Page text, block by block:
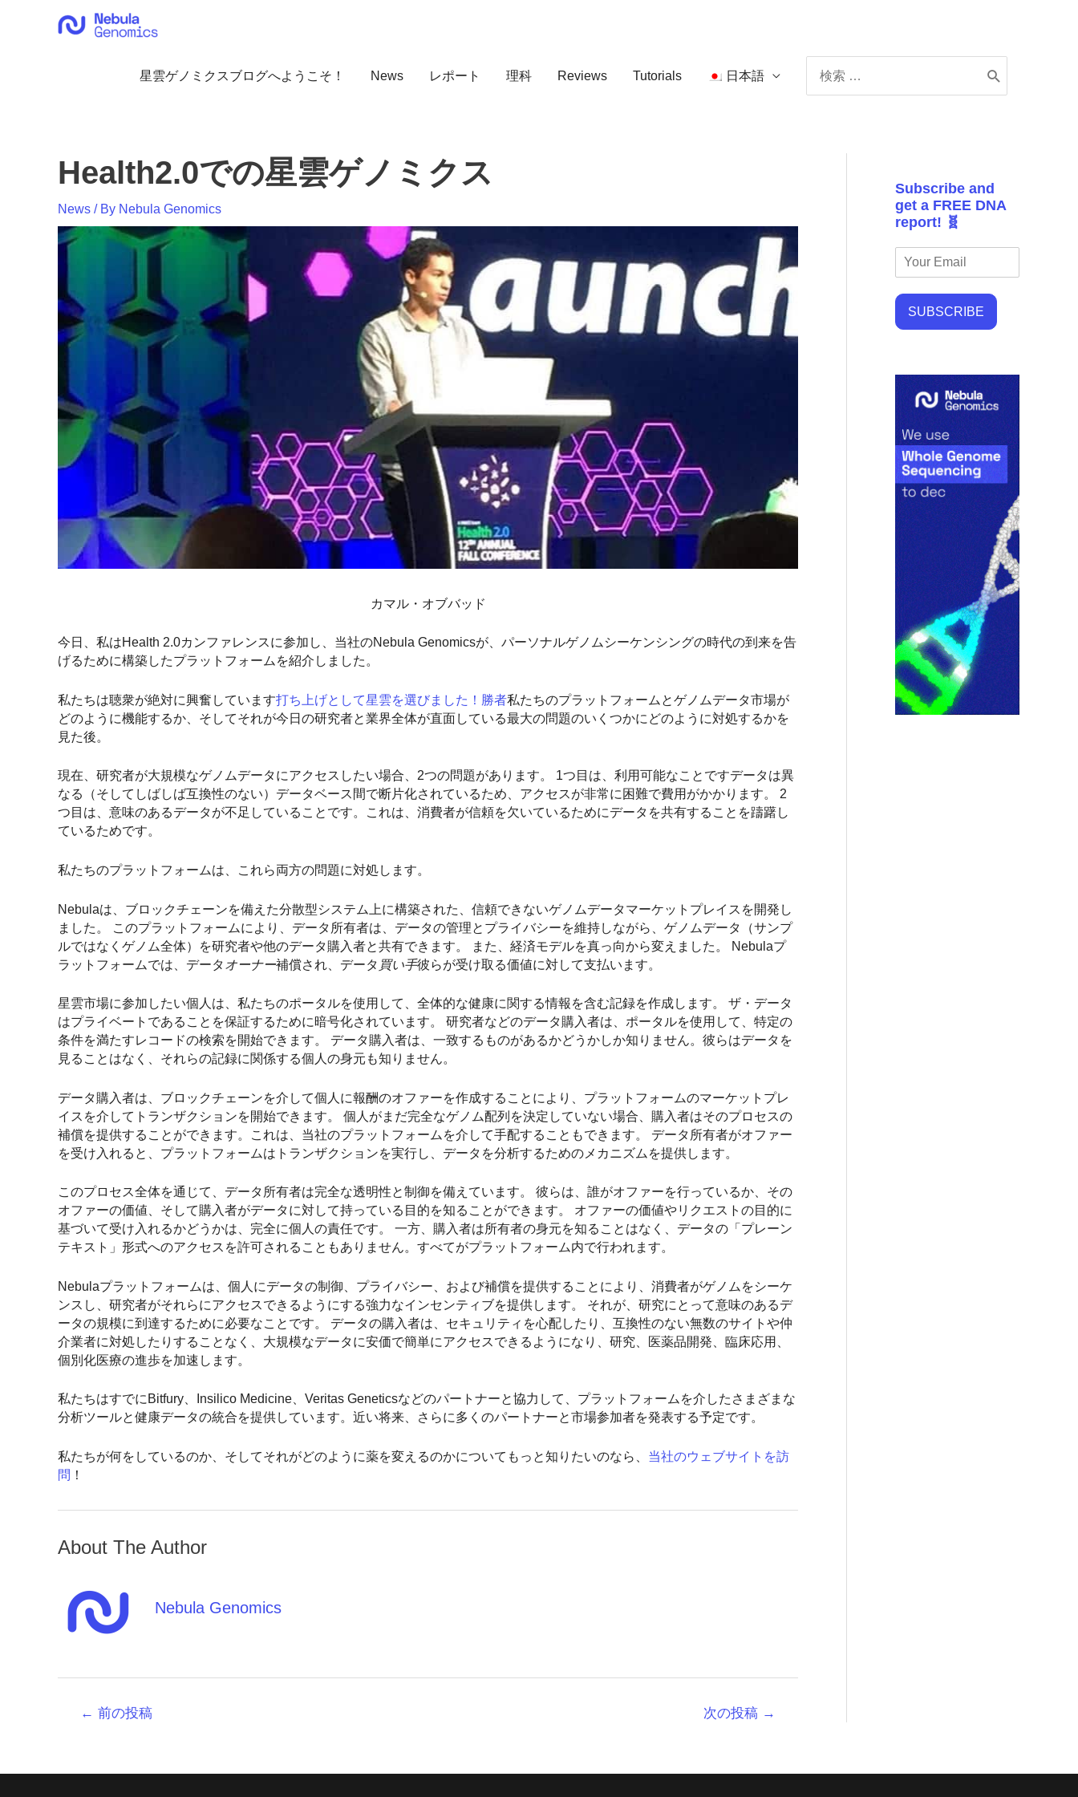
星雲ゲノミクスブログへようこそ！ News レポート 理科 Reviews Tutorials 日本語
for:
Health2.0での星雲ゲノミクス
News / By Nebula Genomics
カマル・オブバッド
今日、私はHealth 2.0カンファレンスに参加し、当社のNebula Genomicsが、パーソナルゲノムシーケンシングの時代の到来を告
げるために構築したプラットフォームを紹介しました。
私たちは聴衆が絶対に興奮しています打ち上げとして星雲を選びました！勝者私たちのプラットフォームとゲノムデータ市場が
どのように機能するか、そしてそれが今日の研究者と業界全体が直面している最大の問題のいくつかにどのように対処するかを
見た後。
現在、研究者が大規模なゲノムデータにアクセスしたい場合、2つの問題があります。 1つ目は、利用可能なことですデータは異
なる（そしてしばしば互換性のない）データベース間で断片化されているため、アクセスが非常に困難で費用がかかります。 2
つ目は、意味のあるデータが不足していることです。これは、消費者が信頼を欠いているためにデータを共有することを躊躇し
ているためです。
私たちのプラットフォームは、これら両方の問題に対処します。
Nebulaは、ブロックチェーンを備えた分散型システム上に構築された、信頼できないゲノムデータマーケットプレイスを開発し
ました。 このプラットフォームにより、データ所有者は、データの管理とプライバシーを維持しながら、ゲノムデータ（サンプ
ルではなくゲノム全体）を研究者や他のデータ購入者と共有できます。 また、経済モデルを真っ向から変えました。 Nebulaプ
ラットフォームでは、データオーナー補償され、データ 買い手彼らが受け取る価値に対して支払います。
星雲市場に参加したい個人は、私たちのポータルを使用して、全体的な健康に関する情報を含む記録を作成します。 ザ・ データ
はプライベートであることを保証するために暗号化されています。 研究者などのデータ購入者は、ポータルを使用して、特定の
条件を満たすレコードの検索を開始できます。 データ購入者は、一致するものがあるかどうかしか知りません。彼らはデータを
見ることはなく、それらの記録に関係する個人の身元も知りません。
データ購入者は、ブロックチェーンを介して個人に報酬のオファーを作成することにより、プラットフォームのマーケットプレ
イスを介してトランザクションを開始できます。 個人がまだ完全なゲノム配列を決定していない場合、購入者はそのプロセスの
補償を提供することができます。これは、当社のプラットフォームを介して手配することもできます。 データ所有者がオファー
を受け入れると、プラットフォームはトランザクションを実行し、データを分析するためのメカニズムを提供します。
このプロセス全体を通じて、データ所有者は完全な透明性と制御を備えています。 彼らは、誰がオファーを行っているか、その
オファーの価値、そして購入者がデータに対して持っている目的を知ることができます。 オファーの価値やリクエストの目的に
基づいて受け入れるかどうかは、完全に個人の責任です。 一方、購入者は所有者の身元を知ることはなく、データの「プレーン
テキスト」形式へのアクセスを許可されることもありません。すべてがプラットフォーム内で行われます。
Nebulaプラットフォームは、個人にデータの制御、プライバシー、および補償を提供することにより、消費者がゲノムをシーケ
ンスし、研究者がそれらにアクセスできるようにする強力なインセンティブを提供します。 それが、研究にとって意味のあるデ
ータの規模に到達するために必要なことです。 データの購入者は、セキュリティを心配したり、互換性のない無数のサイトや仲
介業者に対処したりすることなく、大規模なデータに安価で簡単にアクセスできるようになり、研究、医薬品開発、臨床応用、
個別化医療の進歩を加速します。
私たちはすでにBitfury、Insilico Medicine、Veritas Geneticsなどのパートナーと協力して、プラットフォームを介したさまざまな
分析ツールと健康データの統合を提供しています。近い将来、さらに多くのパートナーと市場参加者を発表する予定です。
私たちが何をしているのか、そしてそれがどのように薬を変えるのかについてもっと知りたいのなら、 当社のウェブサイトを訪
問 ！
About The Author
Nebula Genomics
← 前の投稿 次の投稿 →
Subscribe and
get a FREE DNA
report! 🧬
SUBSCRIBE